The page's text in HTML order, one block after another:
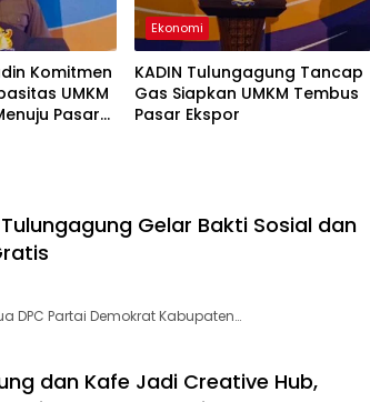
Komitmen
UMKM
Pasar
Ekonomi
KADIN Tulungagung Tancap
Gas Siapkan UMKM Tembus
Pasar Ekspor
Gelar Bakti Sosial dan
DPC Partai Demokrat Kabupaten…
dan Kafe Jadi Creative Hub,